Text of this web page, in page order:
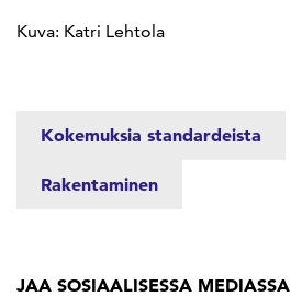
Kuva: Katri Lehtola
Kokemuksia standardeista
Rakentaminen
JAA SOSIAALISESSA MEDIASSA